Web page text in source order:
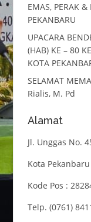
EMAS, PERAK
PEKANBARU
UPACARA
(HAB) KE – 80
KOTA
SELAMAT
Rialis, M. Pd
Alamat
Jl. Unggas No.
Kota
Kode Pos :
Telp. (0761)